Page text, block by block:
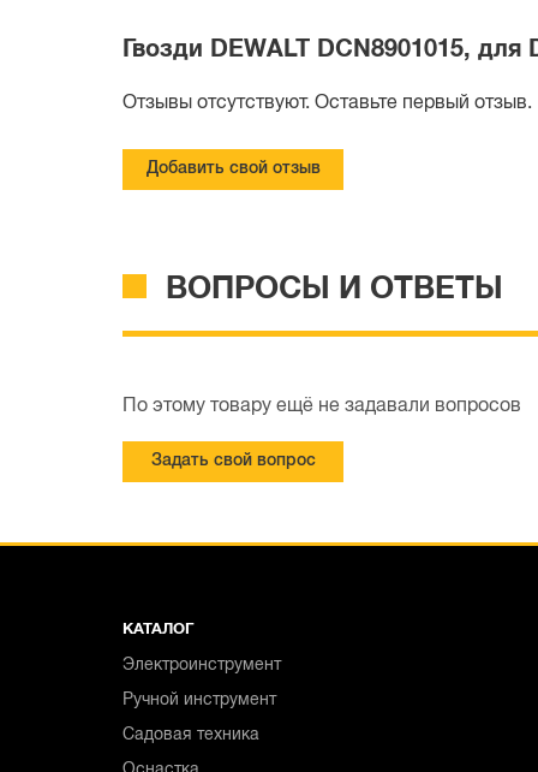
Гвозди DEWALT DCN8901015,
Отзывы отсутствуют. Оставьте первый отзыв.
Добавить свой отзыв
ВОПРОСЫ И ОТВЕТЫ
По этому товару ещё не задавали вопросов
Задать свой вопрос
КАТАЛОГ
Электроинструмент
Ручной инструмент
Садовая техника